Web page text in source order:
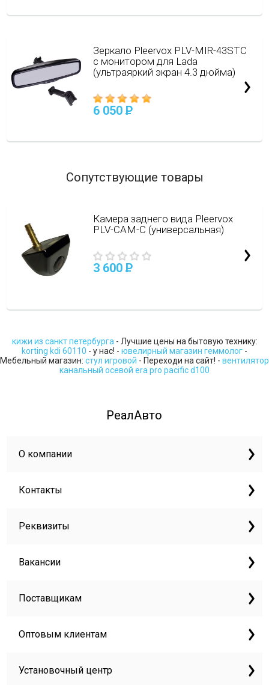
Зеркало Pleervox PLV-MIR-43STC
с монитором для Lada
(ультраяркий экран 4.3 дюйма)
6 050 P
Сопутствующие товары
Камера заднего вида Pleervox
PLV-CAM-C (универсальная)
3 600 P
кижи из санкт петербурга - Лучшие цены на бытовую технику:
korting kdi 60110 - у нас! - ювелирный магазин геммолог -
Мебельный магазин: стул игровой - Переходи на сайт! - вентилятор
канальный осевой era pro pacific d100
РеалАвто
О компании
Контакты
Реквизиты
Вакансии
Поставщикам
Оптовым клиентам
Установочный центр